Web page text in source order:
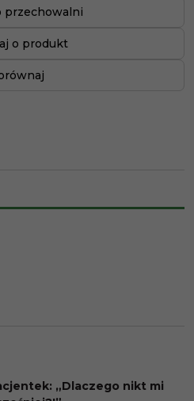
przechowalni
o produkt
„Dlaczego nikt mi